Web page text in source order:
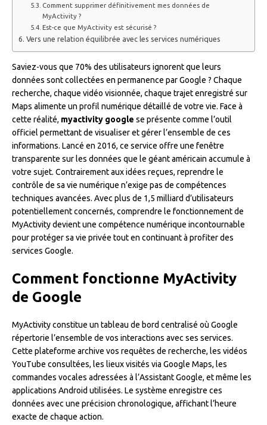
Comment supprimer définitivement mes données de
MyActivity ?
Est-ce que MyActivity est sécurisé ?
Vers une relation équilibrée avec les services numériques
Saviez-vous que 70% des utilisateurs ignorent que leurs
données sont collectées en permanence par Google ? Chaque
recherche, chaque vidéo visionnée, chaque trajet enregistré sur
Maps alimente un profil numérique détaillé de votre vie. Face à
cette réalité, myactivity google se présente comme l’outil
officiel permettant de visualiser et gérer l’ensemble de ces
informations. Lancé en 2016, ce service offre une fenêtre
transparente sur les données que le géant américain accumule à
votre sujet. Contrairement aux idées reçues, reprendre le
contrôle de sa vie numérique n’exige pas de compétences
techniques avancées. Avec plus de 1,5 milliard d’utilisateurs
potentiellement concernés, comprendre le fonctionnement de
MyActivity devient une compétence numérique incontournable
pour protéger sa vie privée tout en continuant à profiter des
services Google.
Comment fonctionne MyActivity
de Google
MyActivity constitue un tableau de bord centralisé où Google
répertorie l’ensemble de vos interactions avec ses services.
Cette plateforme archive vos requêtes de recherche, les vidéos
YouTube consultées, les lieux visités via Google Maps, les
commandes vocales adressées à l’Assistant Google, et même les
applications Android utilisées. Le système enregistre ces
données avec une précision chronologique, affichant l’heure
exacte de chaque action.